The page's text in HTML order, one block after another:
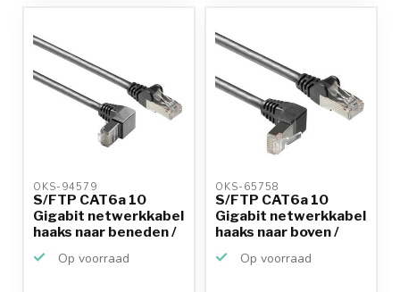
OKS-94579
S/FTP CAT6a 10
Gigabit netwerkkabel
haaks naar beneden /
Op voorraad
OKS-65758
S/FTP CAT6a 10
Gigabit netwerkkabel
haaks naar boven /
Op voorraad